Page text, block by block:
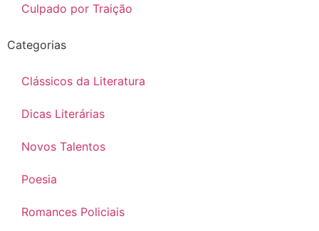
Culpado por Traição
Categorias
Clássicos da Literatura
Dicas Literárias
Novos Talentos
Poesia
Romances Policiais